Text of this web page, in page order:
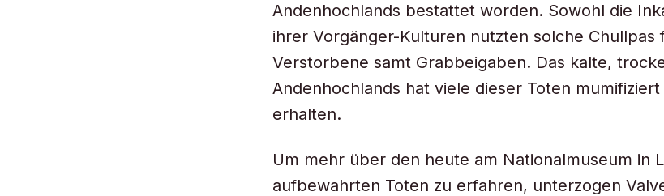
Andenhochlands bestattet worden. Sowohl die
ihrer Vorgänger-Kulturen nutzten solche Chullpas
Verstorbene samt Grabbeigaben. Das kalte,
Andenhochlands hat viele dieser Toten
erhalten.
Um mehr über den heute am Nationalmuseum in
aufbewahrten Toten zu erfahren, unterzogen